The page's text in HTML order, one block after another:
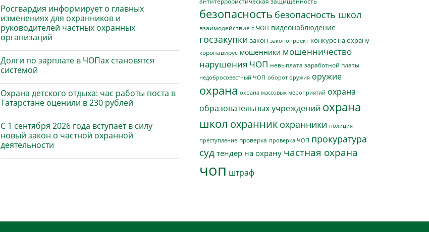
Росгвардия информирует о главных
изменениях для охранников и
руководителей частных охранных
организаций
Долги по зарплате в ЧОПах становятся
системой
Охрана детского отдыха: час работы поста в
Татарстане оценили в 230 рублей
С 1 сентября 2026 года вступает в силу
новый закон о частной охранной
деятельности
безопасность безопасность школ
взаимодействие с ЧОП видеонаблюдение
госзакупки закон законопроект конкурс на охрану
коронавирус мошенники мошенничество
нарушения ЧОП невыплата заработной платы
недобросовестный ЧОП оборот оружия оружие
охрана охрана массовых мероприятий охрана
образовательных учреждений охрана
школ охранник охранники полиция
преступление проверка проверка ЧОП прокуратура
суд тендер на охрану частная охрана
чоп штраф